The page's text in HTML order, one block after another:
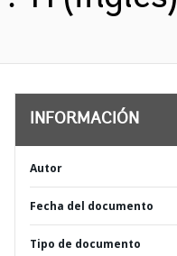
INFORMACIÓN
Autor
Fecha del documento
Tipo de documento